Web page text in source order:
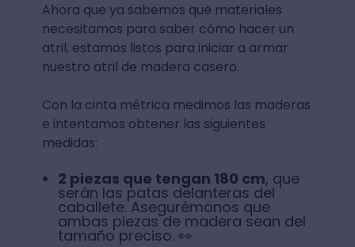
Ahora que ya sabemos que materiales
necesitamos para saber cómo hacer un
atril, estamos listos para iniciar a armar
nuestro atril de madera casero.
Con la cinta métrica medimos las maderas
e intentamos obtener las siguientes
medidas:
2 piezas que tengan 180 cm, que
serán las patas delanteras del
caballete. Asegurémonos que
ambas piezas de madera sean del
tamaño preciso. 👀